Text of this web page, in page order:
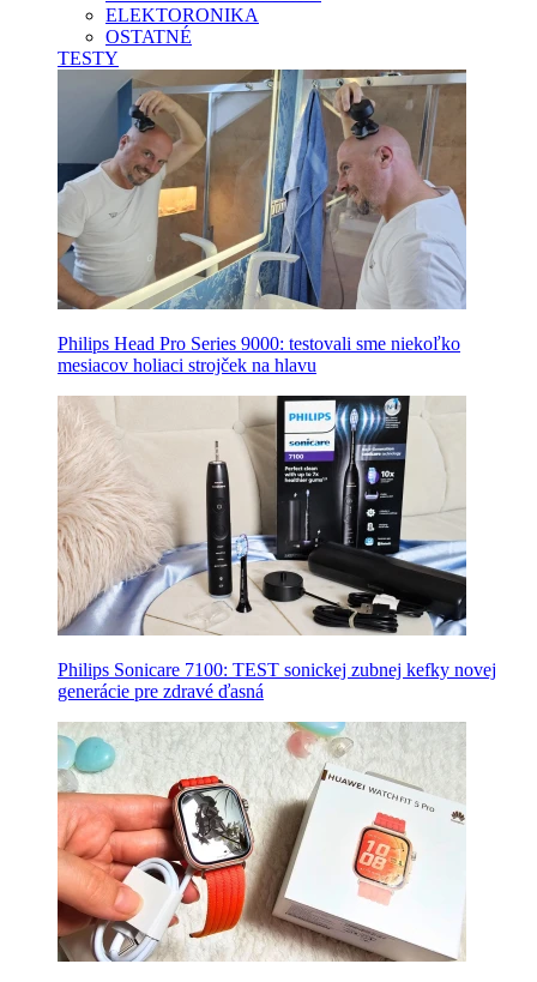
ELEKTORONIKA
OSTATNÉ
TESTY
Philips Head Pro Series 9000: testovali sme niekoľko
mesiacov holiaci strojček na hlavu
Philips Sonicare 7100: TEST sonickej zubnej kefky novej
generácie pre zdravé ďasná